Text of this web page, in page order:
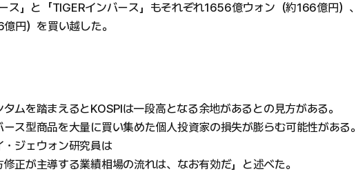
ス」と「TIGERインバース」もそれぞれ1656億ウォン（約166億円）、
円）を買い越した。
ムを踏まえるとKOSPIは一段高となる余地があるとの見方がある。
ス型商品を大量に買い集めた個人投資家の損失が膨らむ可能性がある。
・ジェウォン研究員は
修正が主導する業績相場の流れは、なお有効だ」と述べた。